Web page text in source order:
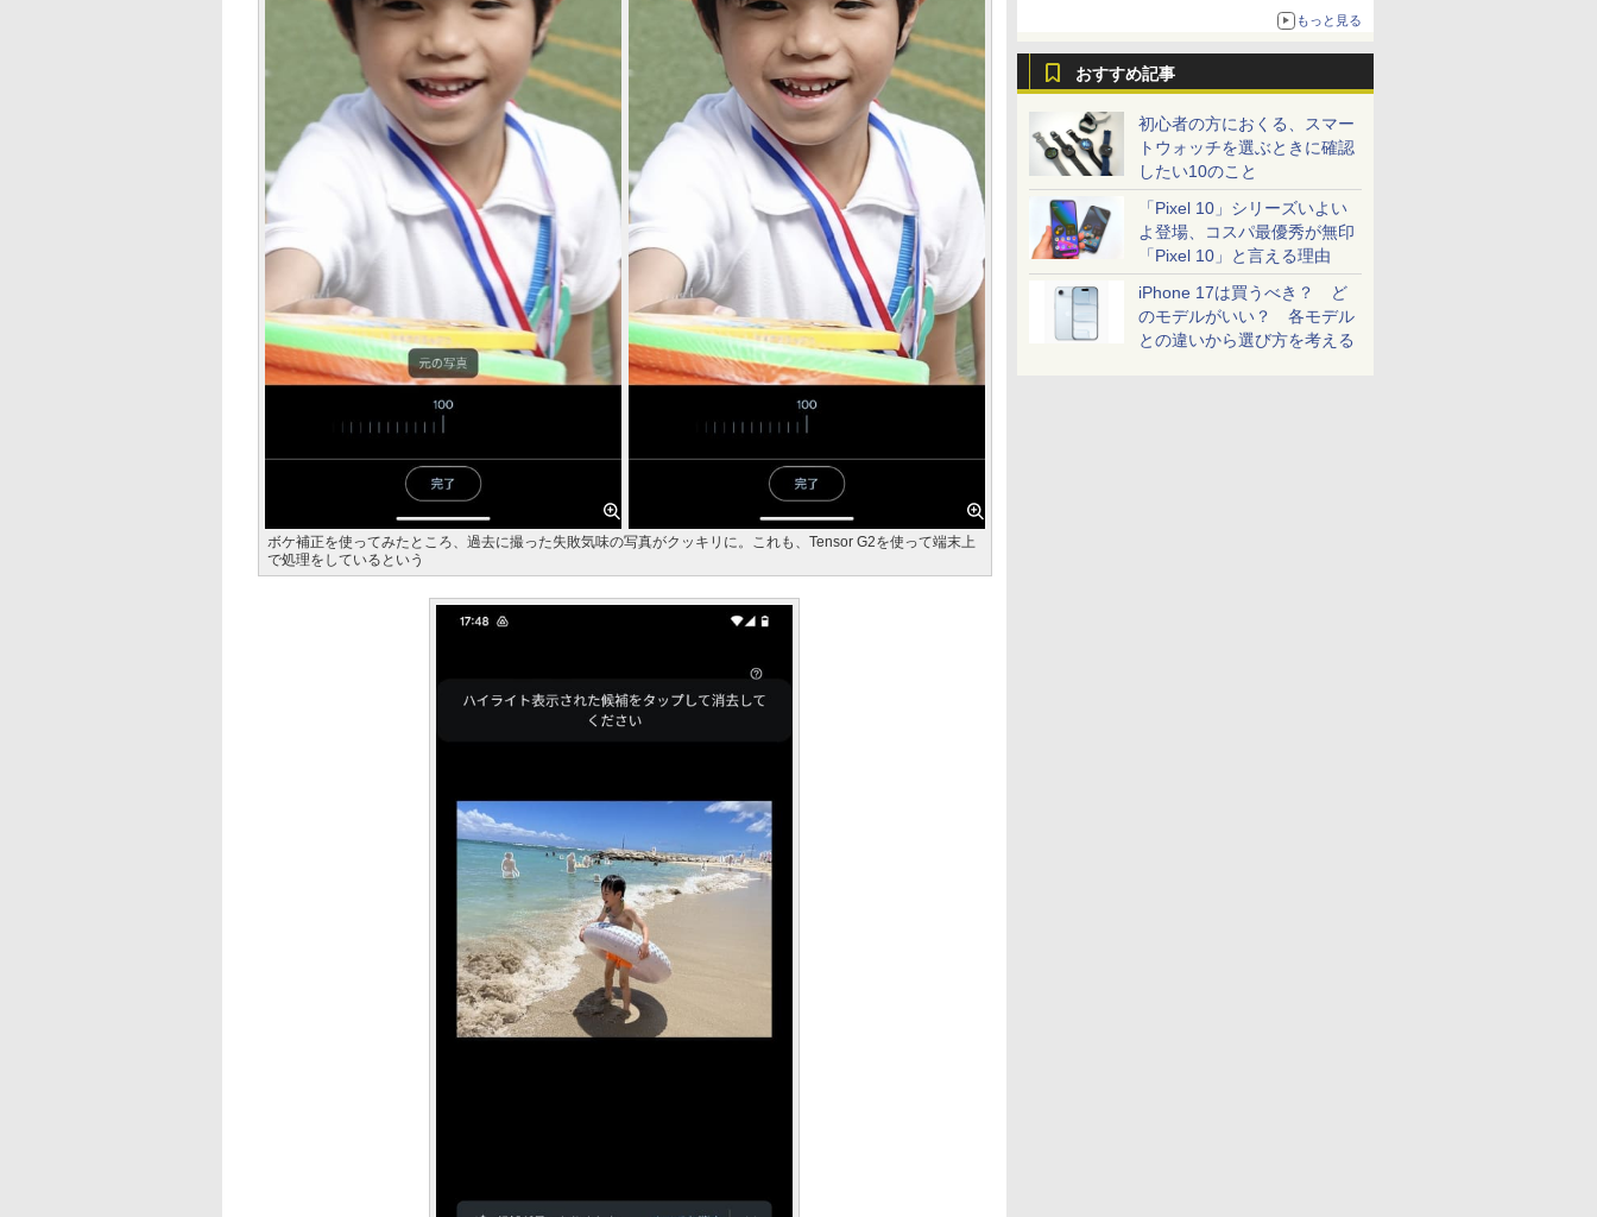
もっと見る
おすすめ記事
初心者の方におくる、スマー
トウォッチを選ぶときに確認
したい10のこと
「Pixel 10」シリーズいよい
よ登場、コスパ最優秀が無印
「Pixel 10」と言える理由
iPhone 17は買うべき？ ど
のモデルがいい？ 各モデル
との違いから選び方を考える
ボケ補正を使ってみたところ、過去に撮った失敗気味の写真がクッキリに。これも、Tensor G2を使って端末上
で処理をしているという